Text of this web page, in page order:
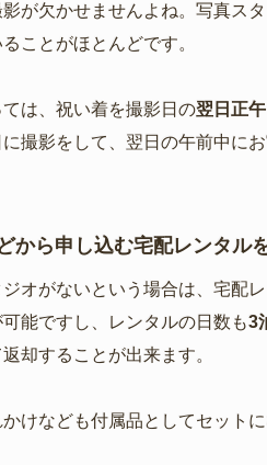
が欠かせませんよね。写真ス
ことがほとんどです。
は、祝い着を撮影日の翌日正午
撮影をして、翌日の午前中に
から申し込む宅配レンタル
オがないという場合は、宅配
能ですし、レンタルの日数も3
却することが出来ます。
けなども付属品としてセット